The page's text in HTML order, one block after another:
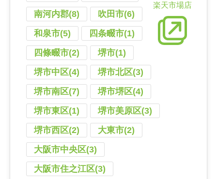
楽天市場店
南河内郡(8)
吹田市(6)
和泉市(5)
四条畷市(1)
四條畷市(2)
堺市(1)
堺市中区(4)
堺市北区(3)
堺市南区(7)
堺市堺区(4)
堺市東区(1)
堺市美原区(3)
堺市西区(2)
大東市(2)
大阪市中央区(3)
大阪市住之江区(3)